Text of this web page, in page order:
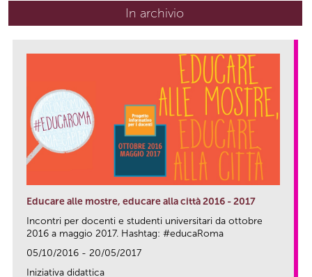
In archivio
Educare alle mostre, educare alla città 2016 - 2017
Incontri per docenti e studenti universitari da ottobre
2016 a maggio 2017. Hashtag: #educaRoma
05/10/2016 - 20/05/2017
Iniziativa didattica